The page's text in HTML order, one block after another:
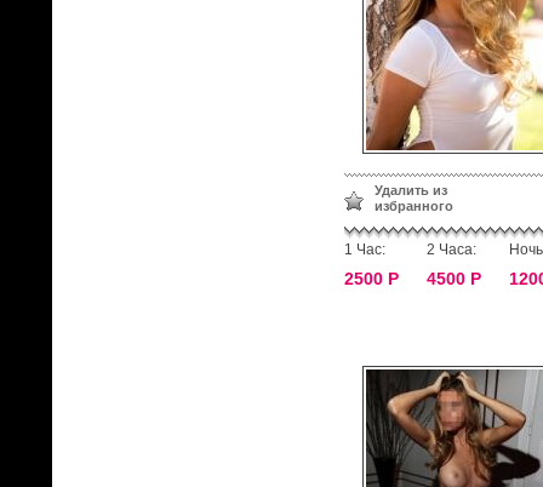
Удалить из
избранного
1 Час:
2500 Р
2 Часа:
4500 Р